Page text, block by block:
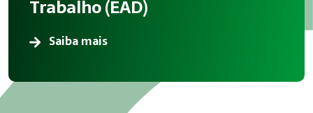
Trabalho (EAD)
Saiba mais